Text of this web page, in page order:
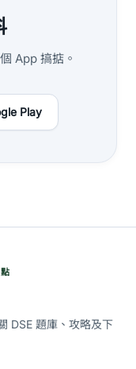
App 搞掂。
Play
DSE 題庫、攻略及下